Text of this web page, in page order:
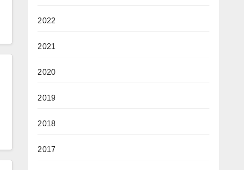
2022
2021
2020
2019
2018
2017